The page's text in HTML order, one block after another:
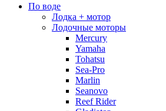
По воде
Лодка + мотор
Лодочные моторы
Mercury
Yamaha
Tohatsu
Sea-Pro
Marlin
Seanovo
Reef Rider